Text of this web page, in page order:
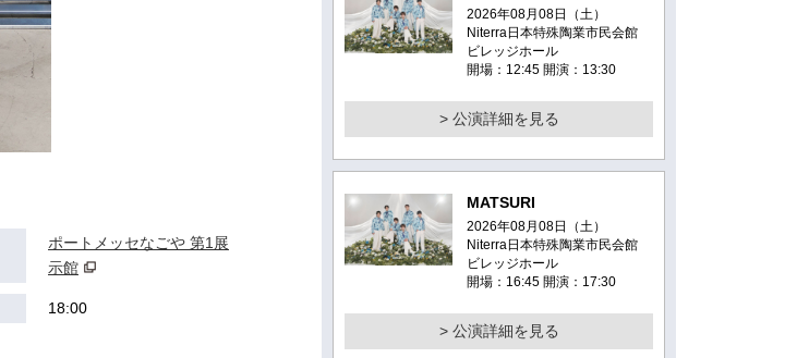
ポートメッセなごや 第1展
示館
18:00
2026年08月08日（土）
Niterra日本特殊陶業市民会館
ビレッジホール
開場：12:45 開演：13:30
> 公演詳細を見る
MATSURI
2026年08月08日（土）
Niterra日本特殊陶業市民会館
ビレッジホール
開場：16:45 開演：17:30
> 公演詳細を見る